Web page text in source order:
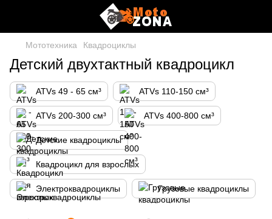
Мототехника Квадроциклы
Детский двухтактный квадроцикл
ATVs 49 - 65 см³ ATVs 110-150 см³
ATVs 200-300 см³ ATVs 400-800 см³
Детские квадроциклы
Квадроцикл для взрослых
Электроквадроциклы Грузовые квадроциклы